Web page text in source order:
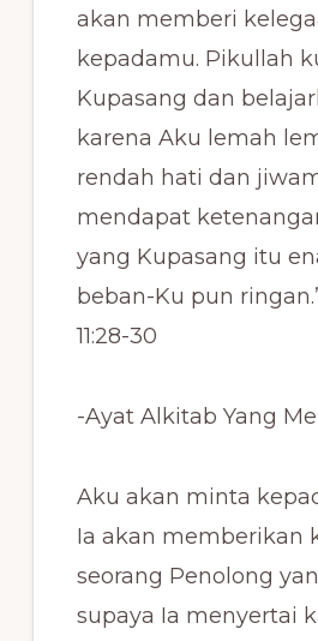
akan memberi
kepadamu. Pikullah
Kupasang dan
karena Aku lemah
rendah hati dan
mendapat
yang Kupasang itu
beban-Ku pun
11:28-30
-Ayat Alkitab Yang
Aku akan minta
Ia akan memberikan
seorang Penolong
supaya Ia menyertai